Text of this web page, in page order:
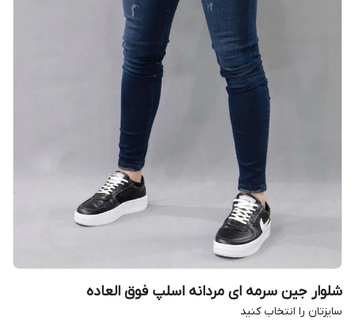
شلوار جین سرمه ای مردانه اسلپ فوق العاده
سایزتان را انتخاب کنید